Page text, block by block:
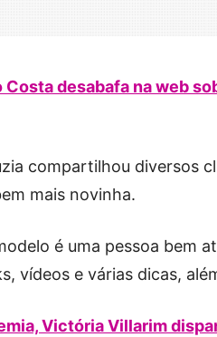
desabafa na web
compartilhou diversos
mais novinha.
é uma pessoa bem
vídeos e várias dicas,
Victória Villarim